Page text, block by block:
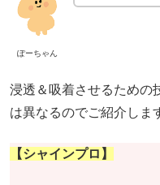
ぽーちゃん
浸透＆吸着させるための
は異なるのでご紹介しま
【シャインプロ】